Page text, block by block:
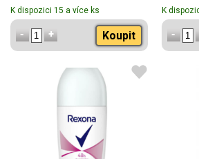
K dispozici 15 a více ks
Koupit
K